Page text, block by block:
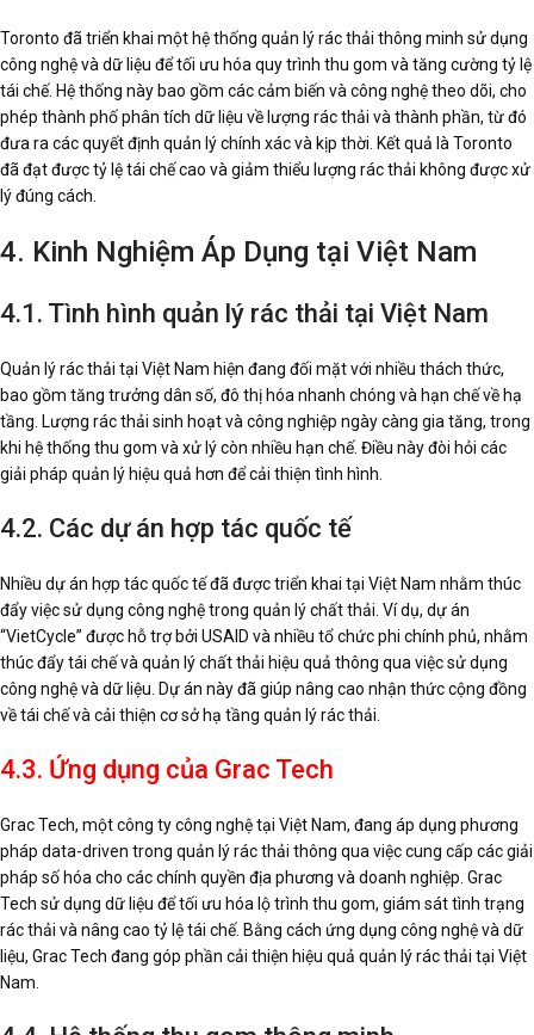
Toronto đã triển khai một hệ thống quản lý rác thải thông minh sử dụng
công nghệ và dữ liệu để tối ưu hóa quy trình thu gom và tăng cường tỷ lệ
tái chế. Hệ thống này bao gồm các cảm biến và công nghệ theo dõi, cho
phép thành phố phân tích dữ liệu về lượng rác thải và thành phần, từ đó
đưa ra các quyết định quản lý chính xác và kịp thời. Kết quả là Toronto
đã đạt được tỷ lệ tái chế cao và giảm thiểu lượng rác thải không được xử
lý đúng cách.
4. Kinh Nghiệm Áp Dụng tại Việt Nam
4.1. Tình hình quản lý rác thải tại Việt Nam
Quản lý rác thải tại Việt Nam hiện đang đối mặt với nhiều thách thức,
bao gồm tăng trưởng dân số, đô thị hóa nhanh chóng và hạn chế về hạ
tầng. Lượng rác thải sinh hoạt và công nghiệp ngày càng gia tăng, trong
khi hệ thống thu gom và xử lý còn nhiều hạn chế. Điều này đòi hỏi các
giải pháp quản lý hiệu quả hơn để cải thiện tình hình.
4.2. Các dự án hợp tác quốc tế
Nhiều dự án hợp tác quốc tế đã được triển khai tại Việt Nam nhằm thúc
đẩy việc sử dụng công nghệ trong quản lý chất thải. Ví dụ, dự án
“VietCycle” được hỗ trợ bởi USAID và nhiều tổ chức phi chính phủ, nhằm
thúc đẩy tái chế và quản lý chất thải hiệu quả thông qua việc sử dụng
công nghệ và dữ liệu. Dự án này đã giúp nâng cao nhận thức cộng đồng
về tái chế và cải thiện cơ sở hạ tầng quản lý rác thải.
4.3. Ứng dụng của Grac Tech
Grac Tech, một công ty công nghệ tại Việt Nam, đang áp dụng phương
pháp data-driven trong quản lý rác thải thông qua việc cung cấp các giải
pháp số hóa cho các chính quyền địa phương và doanh nghiệp. Grac
Tech sử dụng dữ liệu để tối ưu hóa lộ trình thu gom, giám sát tình trạng
rác thải và nâng cao tỷ lệ tái chế. Bằng cách ứng dụng công nghệ và dữ
liệu, Grac Tech đang góp phần cải thiện hiệu quả quản lý rác thải tại Việt
Nam.